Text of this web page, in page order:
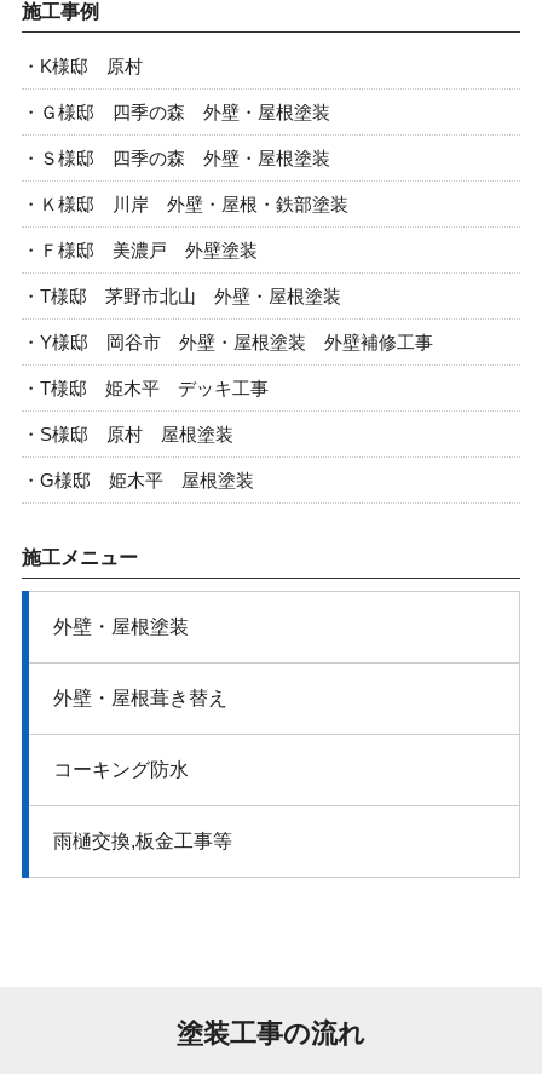
施工事例
K様邸 原村
Ｇ様邸 四季の森 外壁・屋根塗装
Ｓ様邸 四季の森 外壁・屋根塗装
Ｋ様邸 川岸 外壁・屋根・鉄部塗装
Ｆ様邸 美濃戸 外壁塗装
T様邸 茅野市北山 外壁・屋根塗装
Y様邸 岡谷市 外壁・屋根塗装 外壁補修工事
T様邸 姫木平 デッキ工事
S様邸 原村 屋根塗装
G様邸 姫木平 屋根塗装
施工メニュー
外壁・屋根​塗装
外壁・屋根​葺き替え
コーキング​防水
雨樋交換,板金工事等
塗装工事の流れ